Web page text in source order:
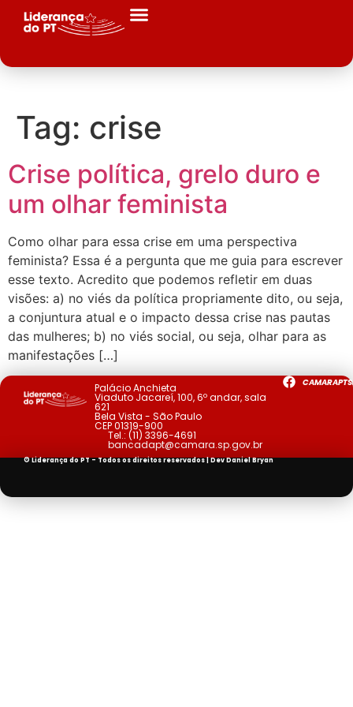
Tag: crise
Crise política, grelo duro e
um olhar feminista
Como olhar para essa crise em uma perspectiva
feminista? Essa é a pergunta que me guia para escrever
esse texto. Acredito que podemos refletir em duas
visões: a) no viés da política propriamente dito, ou seja,
a conjuntura atual e o impacto dessa crise nas pautas
das mulheres; b) no viés social, ou seja, olhar para as
manifestações […]
Palácio Anchieta
Viaduto Jacareí, 100, 6º andar, sala
621
Bela Vista - São Paulo
CEP 01319-900
Tel.: (11) 3396-4691
bancadapt@camara.sp.gov.br
© Liderança do PT - Todos os direitos reservados | DevDaniel Bryan